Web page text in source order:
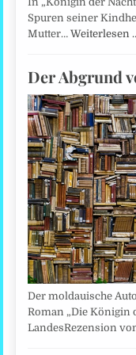
Spuren seiner
Mutter…Weiterlesen
Der Abgrund
Der moldauische
Roman „Die Königin
LandesRezension